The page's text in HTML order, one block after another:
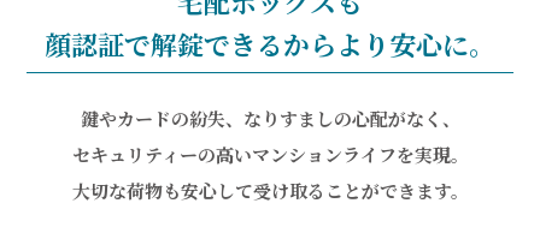
顔認証で解錠できるからより安心に。
鍵やカードの紛失、なりすましの⼼配がなく、
セキュリティーの⾼いマンションライフを実現。
大切な荷物も安心して受け取ることができます。